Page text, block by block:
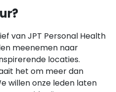
van JPT Personal Health
meenemen naar
locaties.
het om meer dan
willen onze leden laten